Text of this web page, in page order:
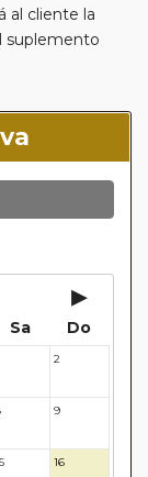
al cliente la
suplemento
▸
Sa Do
2
9
16